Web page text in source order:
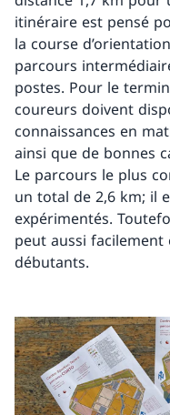
itinéraire est pensé
la course
parcours
postes. Pour le
coureurs doivent
connaissances en
ainsi que de bonnes
Le parcours le plus
un total de 2,6 km; il
expérimentés.
peut aussi
débutants.